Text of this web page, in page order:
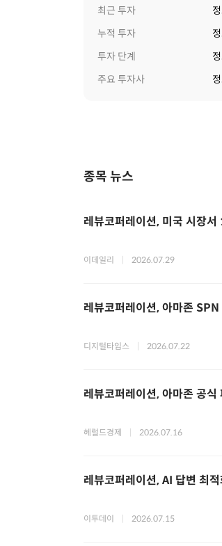
최근 투자
누적 투자
투자 단계
주요 투자사
종목 뉴스
레뷰코퍼레이션, 미국 시장
이데일리 2026.07.29
레뷰코퍼레이션, 아마존
디지털타임스 2026.07.22
레뷰코퍼레이션, 아마존 공
헤럴드경제 2026.07.16
레뷰코퍼레이션, AI 답변 최
이투데이 2026.07.15